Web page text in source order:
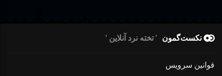
نکست‌گمون تخته نرد آنلاین
قوانین سرویس